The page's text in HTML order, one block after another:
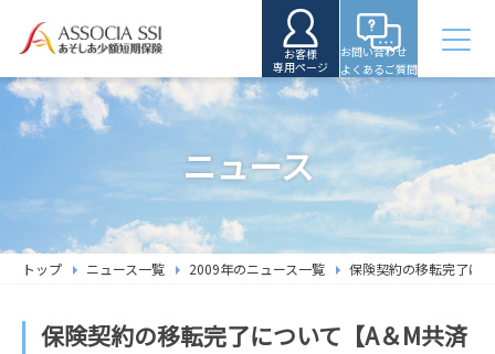
お客様
専用ページ
お問い合わせ
よくあるご質問
ニュース
トップ ニュース一覧 2009年のニュース一覧 保険契約の移転完了に
保険契約の移転完了について【A＆M共済